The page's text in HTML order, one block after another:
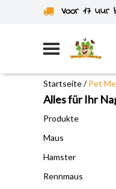
Voor 17 uur
Startseite/Pet
Alles für Ihr
Produkte
Maus
Hamster
Rennmaus